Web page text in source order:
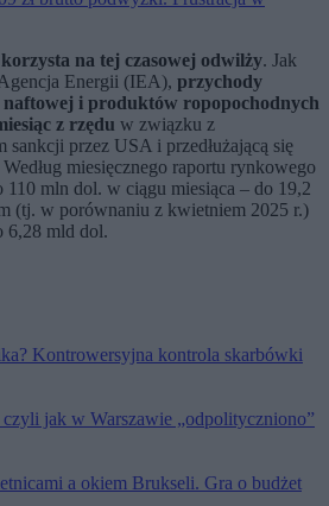
korzysta na tej czasowej odwilży. Jak
Energii (IEA), przychody
i produktów ropopochodnych
z rzędu w związku z
sankcji przez USA i przedłużającą się
miesięcznego raportu rynkowego
110 mln dol. w ciągu miesiąca – do 19,2
(tj. w porównaniu z kwietniem 2025 r.)
6,28 mld dol.
Kontrowersyjna kontrola skarbówki
jak w Warszawie „odpolityczniono”
a okiem Brukseli. Gra o budżet